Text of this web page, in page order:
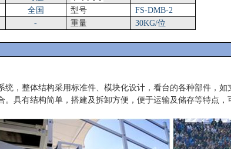
全国
型号
FS-DMB-2
-
重量 30KG/位
，整体结构采用标准件、模块化设计，看台的各种部件，
具有结构简单，搭建及拆卸方便，便于运输及储存等特点